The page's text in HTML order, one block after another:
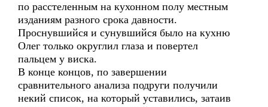
по расстеленным на кухонном полу местным
изданиям разного срока давности.
Проснувшийся и сунувшийся было на кухню
Олег только округлил глаза и повертел
пальцем у виска.
В конце концов, по завершении
сравнительного анализа подруги получили
некий список, на который уставились, затаив